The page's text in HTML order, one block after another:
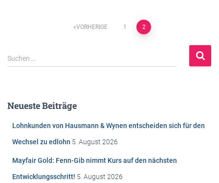
Beitragsnavigation
VORHERIGE 1 2
S
u
n
Suchen …
Neueste Beiträge
Lohnkunden von Hausmann & Wynen entscheiden sich für den
Wechsel zu edlohn 5. August 2026
Mayfair Gold: Fenn-Gib nimmt Kurs auf den nächsten
Entwicklungsschritt! 5. August 2026